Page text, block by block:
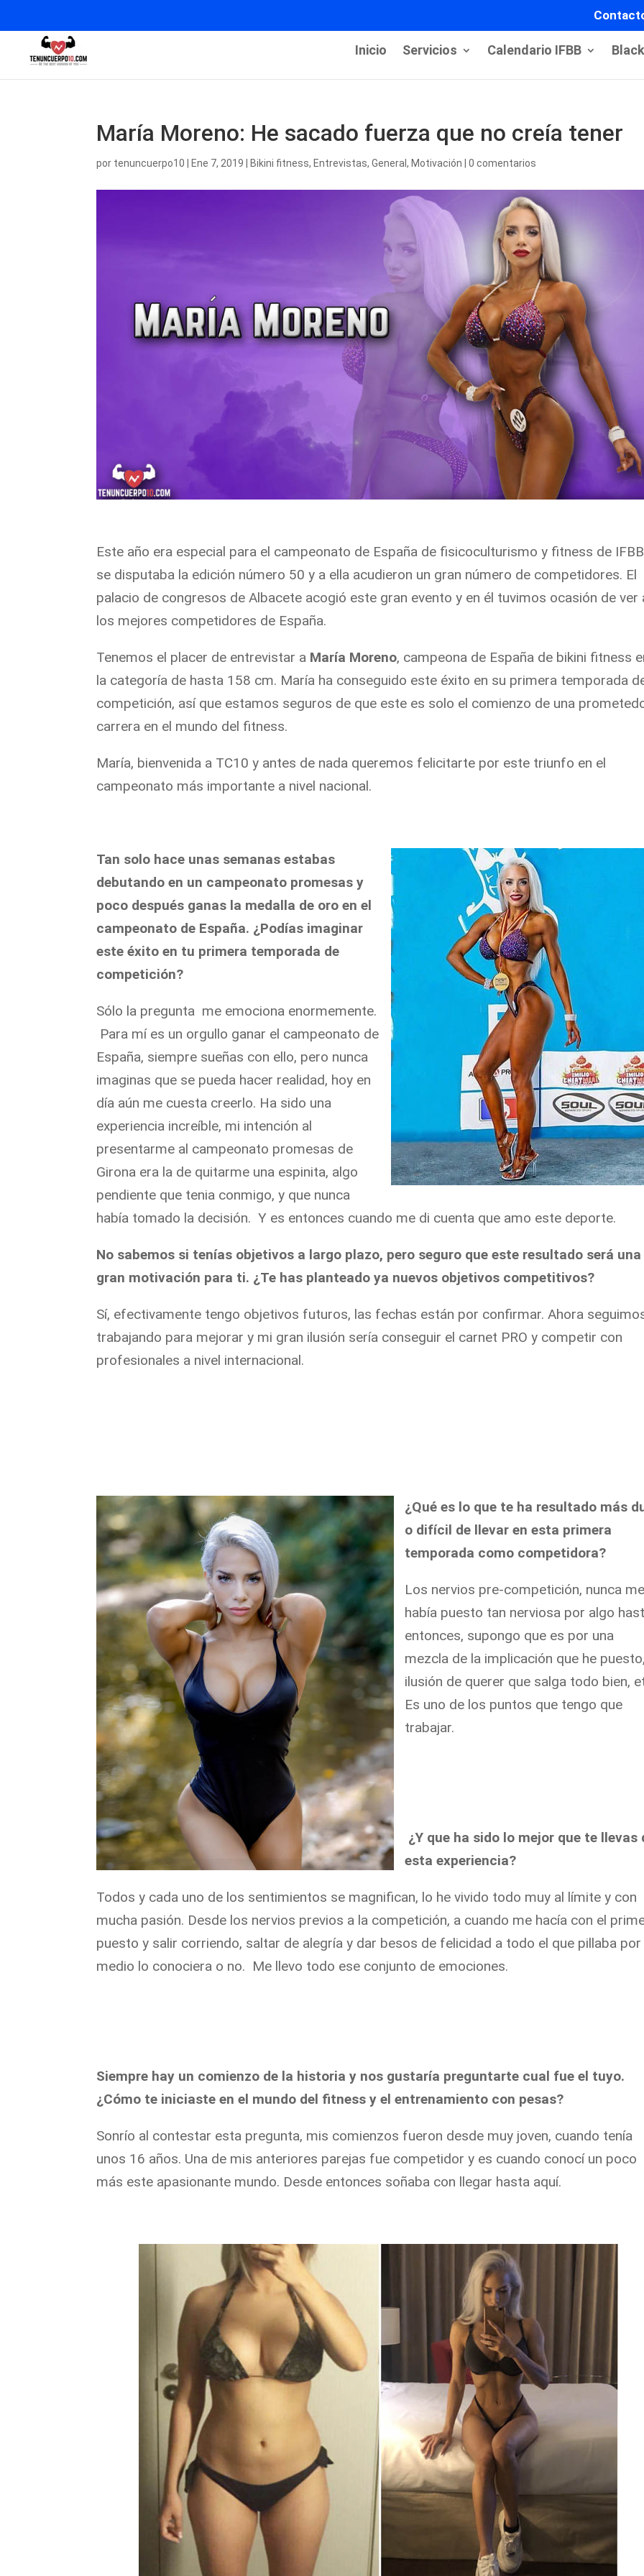
Inicio Servicios Calendario IFBB
María Moreno: He sacado fuerza que no creía tener
por tenuncuerpo10 Ene 7, 2019 Bikini fitness, Entrevistas,General, Motivación |0 comentarios
Este año era especial para el campeonato de España de fisicoculturismo y fitness de
se disputaba la edición número 50 y a ella acudieron un gran número de competidores. El
palacio de congresos de Albacete acogió este gran evento y en él tuvimos ocasión de ver
los mejores competidores de España.
Tenemos el placer de entrevistar a María Moreno, campeona de España de bikini fitness
la categoría de hasta 158 cm. María ha conseguido este éxito en su primera temporada
competición, así que estamos seguros de que este es solo el comienzo de una
carrera en el mundo del fitness.
María, bienvenida a TC10 y antes de nada queremos felicitarte por este triunfo en el
campeonato más importante a nivel nacional.
Tan solo hace unas semanas estabas
debutando en un campeonato promesas y
poco después ganas la medalla de oro en el
campeonato de España. ¿Podías imaginar
este éxito en tu primera temporada de
competición?
Sólo la pregunta me emociona enormemente.
Para mí es un orgullo ganar el campeonato de
España, siempre sueñas con ello, pero nunca
imaginas que se pueda hacer realidad, hoy en
día aún me cuesta creerlo. Ha sido una
experiencia increíble, mi intención al
presentarme al campeonato promesas de
Girona era la de quitarme una espinita, algo
pendiente que tenia conmigo, y que nunca
había tomado la decisión. Y es entonces cuando me di cuenta que amo este deporte.
No sabemos si tenías objetivos a largo plazo, pero seguro que este resultado será una
gran motivación para ti. ¿Te has planteado ya nuevos objetivos competitivos?
Sí, efectivamente tengo objetivos futuros, las fechas están por confirmar. Ahora
trabajando para mejorar y mi gran ilusión sería conseguir el carnet PRO y competir con
profesionales a nivel internacional.
¿Qué es lo que te ha resultado más
o difícil de llevar en esta primera
temporada como competidora?
Los nervios pre-competición, nunca me
había puesto tan nerviosa por algo
entonces, supongo que es por una
mezcla de la implicación que he puesto,
ilusión de querer que salga todo bien,
Es uno de los puntos que tengo que
trabajar.
¿Y que ha sido lo mejor que te llevas
esta experiencia?
Todos y cada uno de los sentimientos se magnifican, lo he vivido todo muy al límite y con
mucha pasión. Desde los nervios previos a la competición, a cuando me hacía con el
puesto y salir corriendo, saltar de alegría y dar besos de felicidad a todo el que pillaba por
medio lo conociera o no. Me llevo todo ese conjunto de emociones.
Siempre hay un comienzo de la historia y nos gustaría preguntarte cual fue el tuyo.
¿Cómo te iniciaste en el mundo del fitness y el entrenamiento con pesas?
Sonrío al contestar esta pregunta, mis comienzos fueron desde muy joven, cuando tenía
unos 16 años. Una de mis anteriores parejas fue competidor y es cuando conocí un poco
más este apasionante mundo. Desde entonces soñaba con llegar hasta aquí.